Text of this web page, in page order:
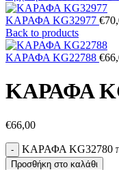
ΚΑΡΑΦΑ KG32977 €
Back to products
ΚΑΡΑΦΑ KG22788 €
ΚΑΡΑΦΑ
€66,00
ΚΑΡΑΦΑ KG32780
Προσθήκη στο καλάθι